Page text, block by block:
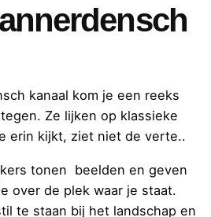
kanaal kom je een reeks
Ze lijken op klassieke
erin kijkt, ziet niet de verte..
tonen beelden en geven
over de plek waar je staat.
te staan bij het landschap en